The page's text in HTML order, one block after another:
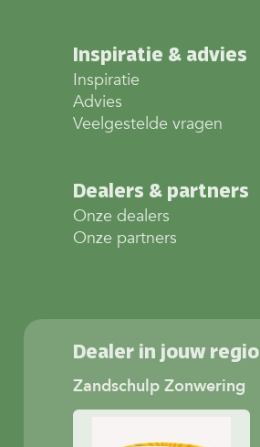
Inspiratie & advies
Inspiratie
Advies
Veelgestelde vragen
Dealers & partners
Onze dealers
Onze partners
Dealer in jouw regio
Zandschulp Zonwering